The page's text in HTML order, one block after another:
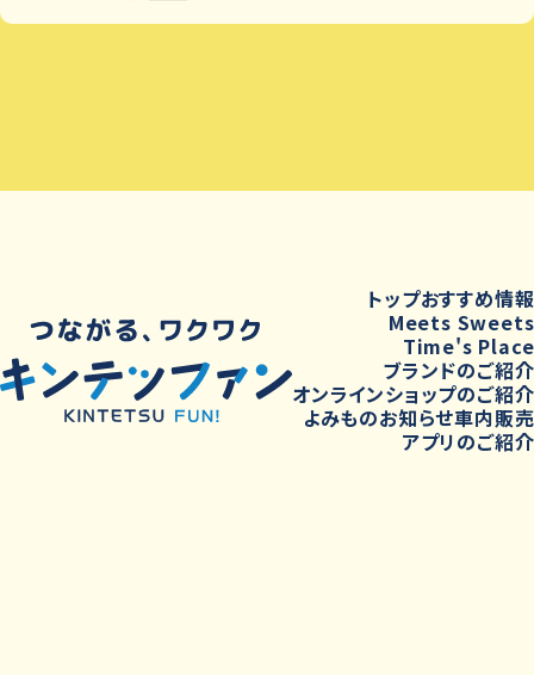
トップおすすめ情報
Meets Sweets
Time's Place
ブランドのご紹介
オンラインショップのご紹介
よみものお知らせ車内販売
アプリのご紹介